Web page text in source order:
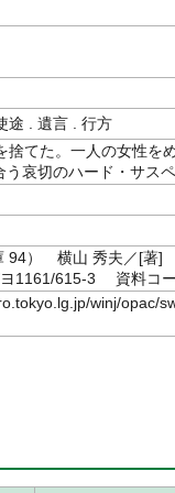
途 . 遺言 . 行方
捨てた。一人の女性を
哀切のハード・サス
庫 94） 横山 秀夫／[
1161/615-3 資料コー
winj/opac/